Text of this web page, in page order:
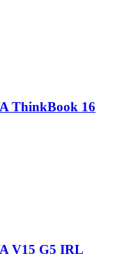
ThinkBook 16
V15 G5 IRL